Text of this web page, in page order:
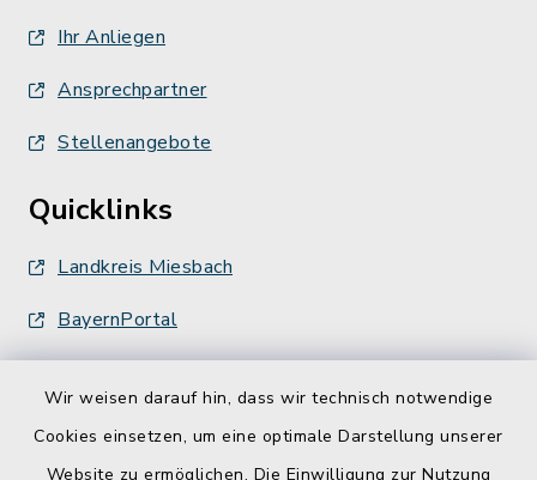
Wir weisen darauf hin, dass wir technisch notwendige
Cookies einsetzen, um eine optimale Darstellung unserer
Website zu ermöglichen. Die Einwilligung zur Nutzung
Ihr Anliegen
Ansprechpartner
Stellenangebote
Quicklinks
Landkreis Miesbach
BayernPortal